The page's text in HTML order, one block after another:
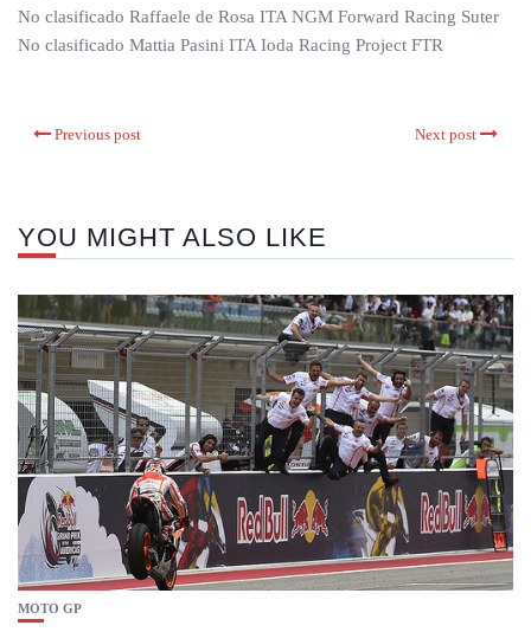
No clasificado Raffaele de Rosa ITA NGM Forward Racing Suter
No clasificado Mattia Pasini ITA Ioda Racing Project FTR
Previous post Next post
YOU MIGHT ALSO LIKE
MOTO GP